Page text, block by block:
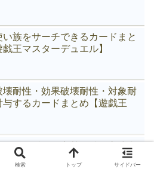
い族をサーチできるカードまと
戯王マスターデュエル】
壊耐性・効果破壊耐性・対象耐
与するカードまとめ【遊戯王
フュージョンをサーチできるカ
とめ！【遊戯王】
検索 トップ サイドバー